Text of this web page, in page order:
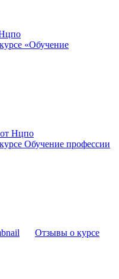
«Обучение
Нцпо
Обучение профессии
Отзывы о курсе